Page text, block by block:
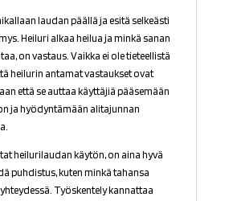
laudan päällä ja esitä selkeästi
Heiluri alkaa heilua ja minkä sanan
on vastaus. Vaikka ei ole tieteellistä
heilurin antamat vastaukset ovat
että se auttaa käyttäjiä pääsemään
ja hyödyntämään alitajunnan
heilurilaudan käytön, on aina hyvä
puhdistus, kuten minkä tahansa
Työskentely kannattaa